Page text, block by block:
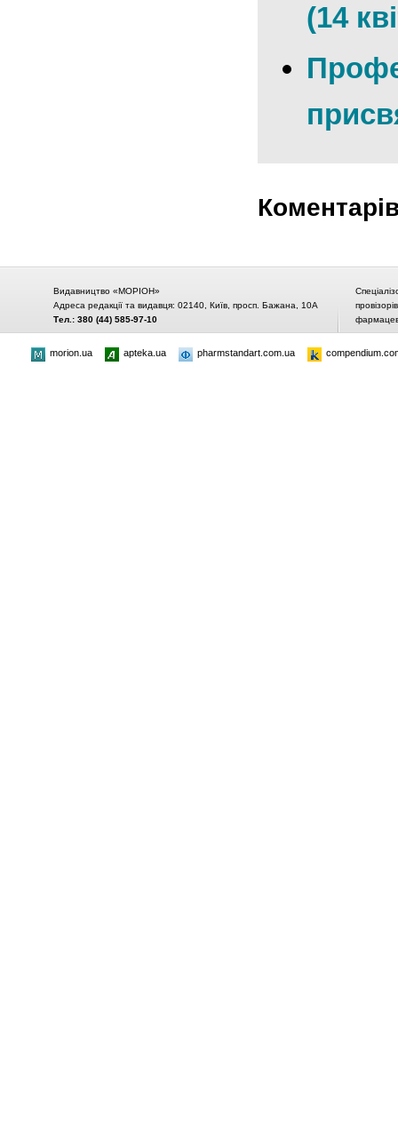
(14
Видавництво «МОРІОН»
Адреса редакції та видавця: 02140, Київ, просп. Бажана, 10А
Тел.: 380 (44) 585-97-10
morion.ua apteka.ua pharmstandart.com.ua